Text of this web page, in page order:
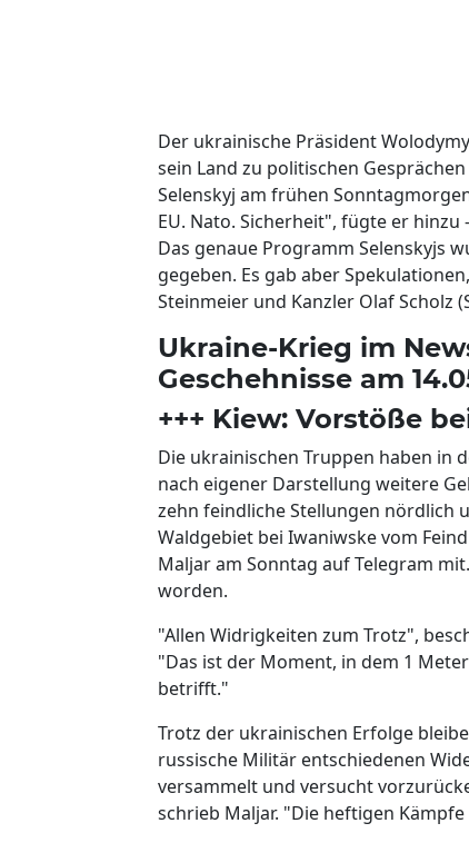
Der ukrainische Präsident
sein Land zu politischen
Selenskyj am frühen
EU. Nato. Sicherheit", fügte er
Das genaue Programm Selenskyjs
gegeben. Es gab aber
Steinmeier und Kanzler Olaf Scholz
Ukraine-Krieg im
Geschehnisse am
+++ Kiew: Vorstöße
Die ukrainischen Truppen haben in
nach eigener Darstellung weitere
zehn feindliche Stellungen nördlich
Waldgebiet bei Iwaniwske vom
Maljar am Sonntag auf Telegram
worden.
"Allen Widrigkeiten zum Trotz",
"Das ist der Moment, in dem 1
betrifft."
Trotz der ukrainischen Erfolge
russische Militär entschiedenen
versammelt und versucht
schrieb Maljar. "Die heftigen